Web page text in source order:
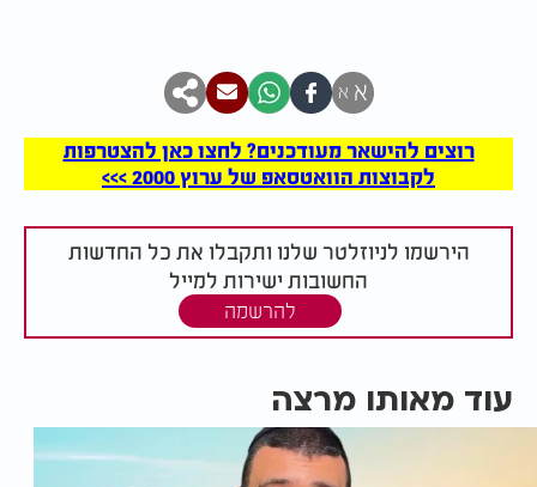
א א
רוצים להישאר מעודכנים? לחצו כאן להצטרפות
לקבוצות הוואטסאפ של ערוץ 2000 >>>
הירשמו לניוזלטר שלנו ותקבלו את כל החדשות
החשובות ישירות למייל
להרשמה
עוד מאותו מרצה